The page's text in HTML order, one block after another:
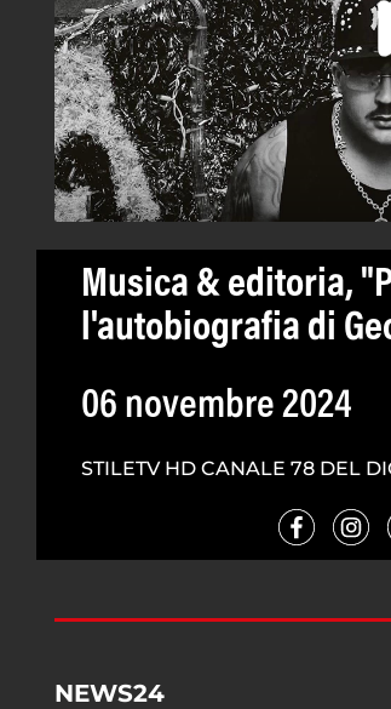
Musica & editoria,
l'autobiografia di
06 novembre 2024
STILETV HD CANALE 78 DEL
NEWS24